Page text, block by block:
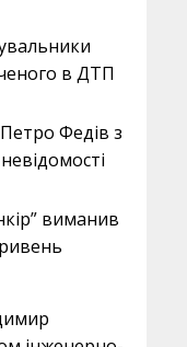
в ДТП
Федів з
виманив